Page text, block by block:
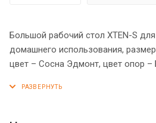
Большой рабочий стол XTEN-S
домашнего использования,
цвет – Сосна Эдмонт, цвет опор
из двух П-образных опор,